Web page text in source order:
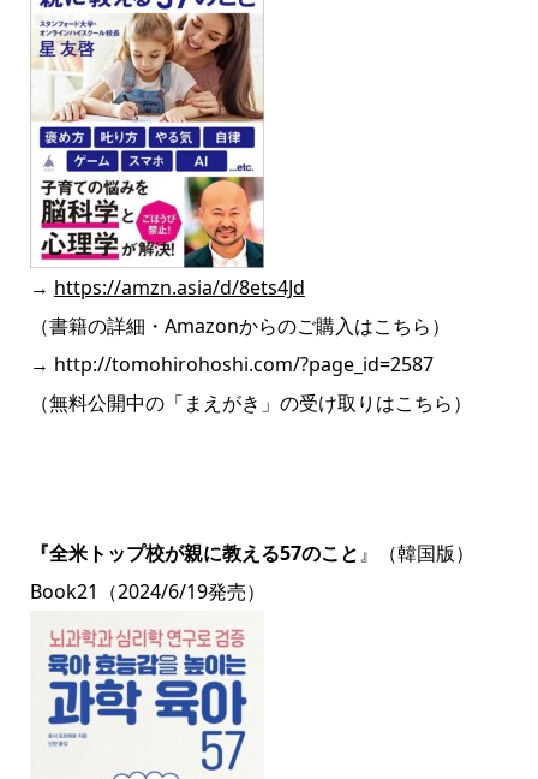
→ https://amzn.asia/d/8ets4Jd
（書籍の詳細・Amazonからのご購入はこちら）
→ http://tomohirohoshi.com/?page_id=2587
（無料公開中の「まえがき」の受け取りはこちら）
『全米トップ校が親に教える57のこと』（韓国版）
Book21（2024/6/19発売）